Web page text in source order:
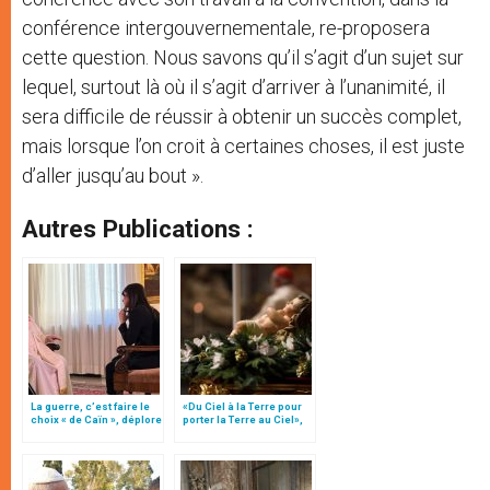
conférence intergouvernementale, re-proposera
cette question. Nous savons qu’il s’agit d’un sujet sur
lequel, surtout là où il s’agit d’arriver à l’unanimité, il
sera difficile de réussir à obtenir un succès complet,
mais lorsque l’on croit à certaines choses, il est juste
d’aller jusqu’au bout ».
Autres Publications :
La guerre, c’est faire le
choix « de Caïn », déplore
«Du Ciel à la Terre pour
porter la Terre au Ciel»,